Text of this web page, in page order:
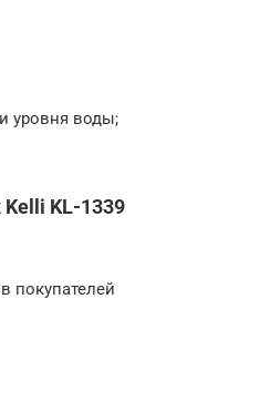
уровня воды;
Kelli KL-1339
покупателей